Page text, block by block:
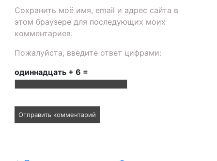
Сохранить моё имя, email и адрес сайта в
этом браузере для последующих моих
комментариев.
Пожалуйста, введите ответ цифрами:
одиннадцать + 6 =